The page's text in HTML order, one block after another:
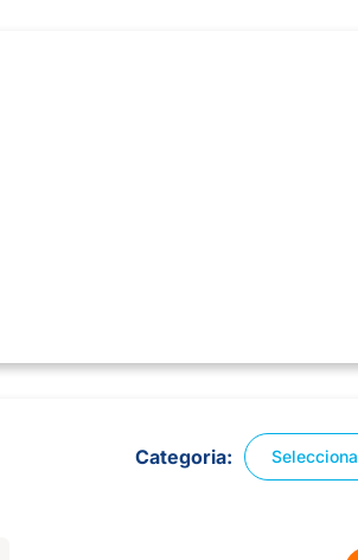
Categoria Selecciona